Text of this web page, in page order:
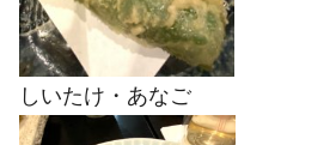
しいたけ・あなご